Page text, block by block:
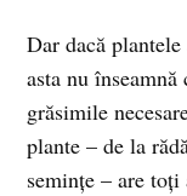
Dar dacă
asta nu
grăsimile
plante – de la
semințe – are